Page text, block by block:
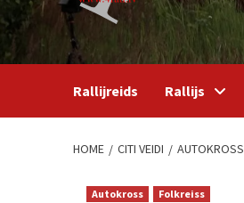
Rallijreids Rallijs
HOME CITI VEIDI AUTOKROSS
Autokross Folkreiss